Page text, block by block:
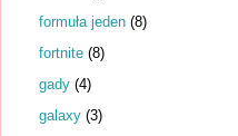
formuła jeden (8)
fortnite (8)
gady (4)
galaxy (3)